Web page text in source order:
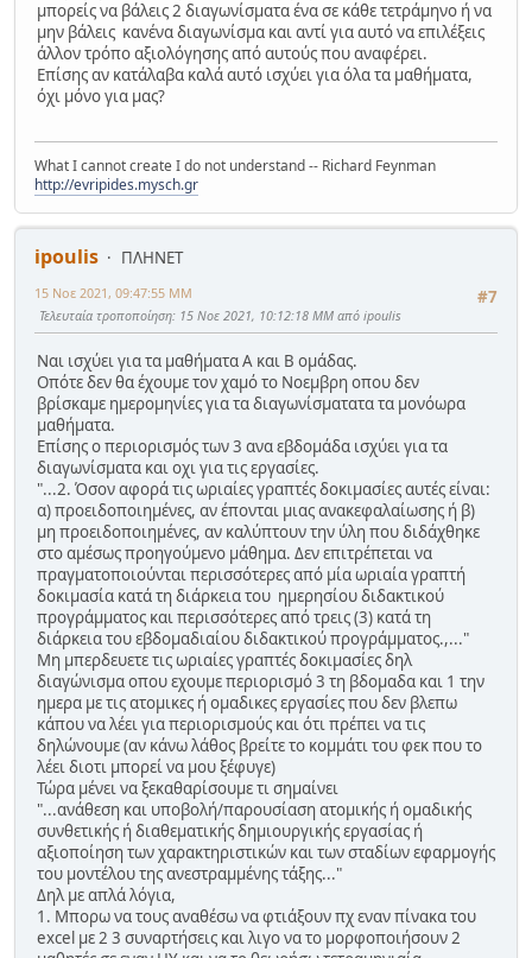
μπορείς να βάλεις 2 διαγωνίσματα ένα σε κάθε τετράμηνο ή να
μην βάλεις κανένα διαγωνίσμα και αντί για αυτό να επιλέξεις
άλλον τρόπο αξιολόγησης από αυτούς που αναφέρει.
Επίσης αν κατάλαβα καλά αυτό ισχύει για όλα τα μαθήματα,
όχι μόνο για μας?
What I cannot create I do not understand -- Richard Feynman
http://evripides.mysch.gr
ipoulis
ΠΛΗΝΕΤ
#7
15 Νοε 2021, 09:47:55 ΜΜ
Τελευταία τροποποίηση: 15 Νοε 2021, 10:12:18 ΜΜ από ipoulis
Ναι ισχύει για τα μαθήματα Α και Β ομάδας.
Οπότε δεν θα έχουμε τον χαμό το Νοεμβρη οπου δεν
βρίσκαμε ημερομηνίες για τα διαγωνίσματατα τα μονόωρα
μαθήματα.
Επίσης ο περιορισμός των 3 ανα εβδομάδα ισχύει για τα
διαγωνίσματα και οχι για τις εργασίες.
"...2. Όσον αφορά τις ωριαίες γραπτές δοκιμασίες αυτές είναι:
α) προειδοποιημένες, αν έπονται μιας ανακεφαλαίωσης ή β)
μη προειδοποιημένες, αν καλύπτουν την ύλη που διδάχθηκε
στο αμέσως προηγούμενο μάθημα. Δεν επιτρέπεται να
πραγματοποιούνται περισσότερες από μία ωριαία γραπτή
δοκιμασία κατά τη διάρκεια του ημερησίου διδακτικού
προγράμματος και περισσότερες από τρεις (3) κατά τη
διάρκεια του εβδομαδιαίου διδακτικού προγράμματος.,..."
Μη μπερδευετε τις ωριαίες γραπτές δοκιμασίες δηλ
διαγώνισμα οπου εχουμε περιορισμό 3 τη βδομαδα και 1 την
ημερα με τις ατομικες ή ομαδικες εργασίες που δεν βλεπω
κάπου να λέει για περιορισμούς και ότι πρέπει να τις
δηλώνουμε (αν κάνω λάθος βρείτε το κομμάτι του φεκ που το
λέει διοτι μπορεί να μου ξέφυγε)
Τώρα μένει να ξεκαθαρίσουμε τι σημαίνει
"...ανάθεση και υποβολή/παρουσίαση ατομικής ή ομαδικής
συνθετικής ή διαθεματικής δημιουργικής εργασίας ή
αξιοποίηση των χαρακτηριστικών και των σταδίων εφαρμογής
του μοντέλου της ανεστραμμένης τάξης..."
Δηλ με απλά λόγια,
1. Μπορω να τους αναθέσω να φτιάξουν πχ εναν πίνακα του
excel με 2 3 συναρτήσεις και λιγο να το μορφοποιήσουν 2